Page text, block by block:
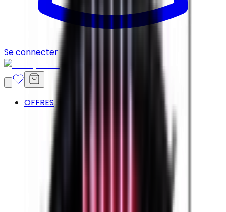
Se connecter
OFFRES